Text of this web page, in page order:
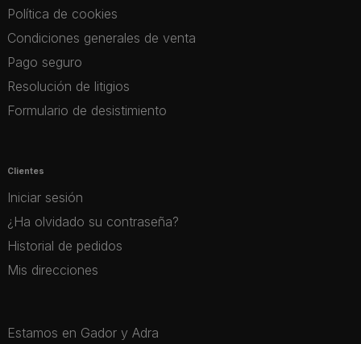
Política de cookies
Condiciones generales de venta
Pago seguro
Resolución de litigios
Formulario de desistimiento
Clientes
Iniciar sesión
¿Ha olvidado su contraseña?
Historial de pedidos
Mis direcciones
Estamos en Gador y Adra